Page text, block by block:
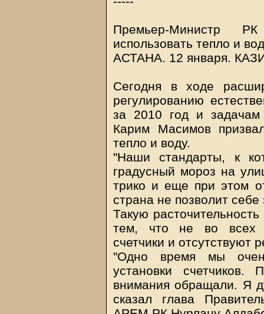
Премьер-Министр
использовать тепло и
АСТАНА. 12 января.
Сегодня в ходе
регулированию
за 2010 год и
Карим Масимов
тепло и воду.
"Наши стандарты, к
градусный мороз на
трико и еще при этом
страна не позволит
Такую
тем, что не во всех
счетчики и отсутствуют
"Одно время мы
установки
внимания обращали. Я
сказал глава